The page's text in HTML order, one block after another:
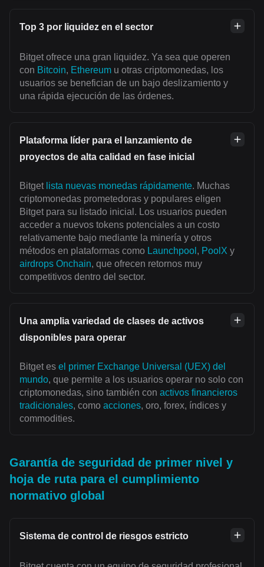
Top 3 por liquidez en el sector
Bitget ofrece una gran liquidez. Ya sea que operen
con Bitcoin, Ethereum u otras criptomonedas, los
usuarios se benefician de un bajo deslizamiento y
una rápida ejecución de las órdenes.
Plataforma líder para el lanzamiento de
proyectos de alta calidad en fase inicial
Bitget lista nuevas monedas rápidamente. Muchas
criptomonedas prometedoras y populares eligen
Bitget para su listado inicial. Los usuarios pueden
acceder a nuevos tokens potenciales a un costo
relativamente bajo mediante la minería y otros
métodos en plataformas como Launchpool , PoolX y
airdrops Onchain, que ofrecen retornos muy
competitivos dentro del sector.
Una amplia variedad de clases de activos
disponibles para operar
Bitget es el primer Exchange Universal (UEX) del
mundo, que permite a los usuarios operar no solo con
criptomonedas, sino también con activos financieros
tradicionales, como acciones, oro, forex, índices y
commodities.
Garantía de seguridad de primer nivel y
hoja de ruta para el cumplimiento
normativo global
Sistema de control de riesgos estricto